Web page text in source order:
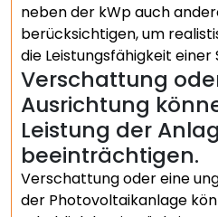
neben der kWp auch
berücksichtigen, um
die Leistungsfähigkeit einer
Verschattung
Ausrichtung
Leistung der
beeinträchtigen.
Verschattung oder eine
der Photovoltaikanlage